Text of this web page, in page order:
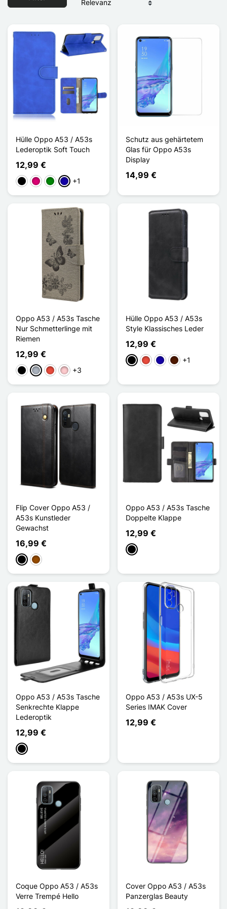
Hülle Oppo A53 / A53s
Lederoptik Soft Touch
12,99 €
SchwarzMagenta
GrünDunkelblau
+1
Schutz aus gehärtetem
Glas für Oppo A53s
Display
14,99 €
Oppo A53 / A53s Tasche
Nur Schmetterlinge mit
Riemen
12,99 €
Schwarz
GrauRot Pink+3
Hülle Oppo A53 / A53s
Style Klassisches Leder
12,99 €
Schwarz
Rot Dunkelblau
Dunkelbraun
+1
Flip Cover Oppo A53 /
A53s Kunstleder
Gewachst
16,99 €
Schwarz
Braun
Oppo A53 / A53s Tasche
Doppelte Klappe
12,99 €
Schwarz
Oppo A53 / A53s Tasche
Senkrechte Klappe
Lederoptik
12,99 €
Schwarz
Oppo A53 / A53s UX-5
Series IMAK Cover
12,99 €
Coque Oppo A53 / A53s
Verre Trempé Hello
Cover Oppo A53 / A53s
Panzerglas Beauty